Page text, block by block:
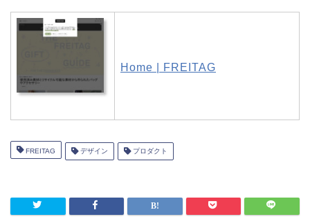
Home | FREITAG
FREITAG デザイン プロダクト